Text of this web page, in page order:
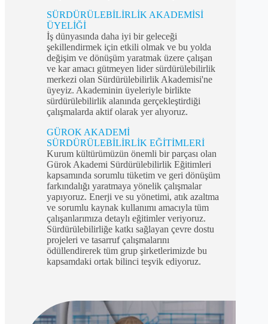
SÜRDÜRÜLEBİLİRLİK AKADEMİSİ
ÜYELİĞİ
İş dünyasında daha iyi bir geleceği
şekillendirmek için etkili olmak ve bu yolda
değişim ve dönüşüm yaratmak üzere çalışan
ve kar amacı gütmeyen lider sürdürülebilirlik
merkezi olan Sürdürülebilirlik Akademisi'ne
üyeyiz. Akademinin üyeleriyle birlikte
sürdürülebilirlik alanında gerçekleştirdiği
çalışmalarda aktif olarak yer alıyoruz.
GÜROK AKADEMİ
SÜRDÜRÜLEBİLİRLİK EĞİTİMLERİ
Kurum kültürümüzün önemli bir parçası olan
Gürok Akademi Sürdürülebilirlik Eğitimleri
kapsamında sorumlu tüketim ve geri dönüşüm
farkındalığı yaratmaya yönelik çalışmalar
yapıyoruz. Enerji ve su yönetimi, atık azaltma
ve sorumlu kaynak kullanımı amacıyla tüm
çalışanlarımıza detaylı eğitimler veriyoruz.
Sürdürülebilirliğe katkı sağlayan çevre dostu
projeleri ve tasarruf çalışmalarını
ödüllendirerek tüm grup şirketlerimizde bu
kapsamdaki ortak bilinci teşvik ediyoruz.